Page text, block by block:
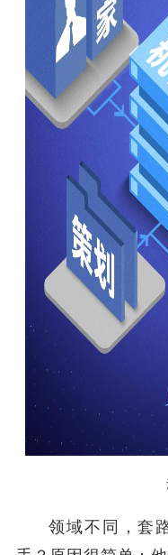
领域不同，套